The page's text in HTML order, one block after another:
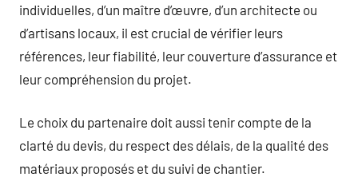
individuelles, d’un maître d’œuvre, d’un architecte ou
d’artisans locaux, il est crucial de vérifier leurs
références, leur fiabilité, leur couverture d’assurance et
leur compréhension du projet.
Le choix du partenaire doit aussi tenir compte de la
clarté du devis, du respect des délais, de la qualité des
matériaux proposés et du suivi de chantier.